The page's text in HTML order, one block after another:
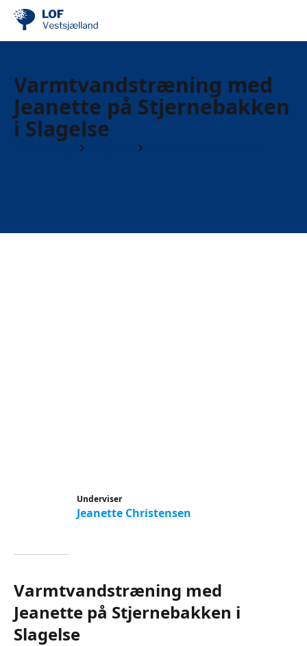
Varmtvandstræning med
Jeanette på Stjernebakken
i Slagelse
Underviser
Jeanette Christensen
Varmtvandstræning med
Jeanette på Stjernebakken i
Slagelse